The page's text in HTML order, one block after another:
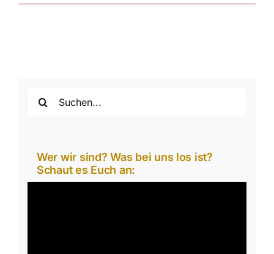
nach:
Wer wir sind? Was bei uns los ist?
Schaut es Euch an: